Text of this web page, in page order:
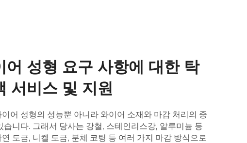
어 성형 요구 사항에 대한 탁
서비스 및 지원
어 성형의 성능뿐 아니라 와이어 소재와 마감 처리의 중
습니다. 그래서 당사는 강철, 스테인리스강, 알루미늄 등
도금, 니켈 도금, 분체 코팅 등 여러 가지 마감 방식으로